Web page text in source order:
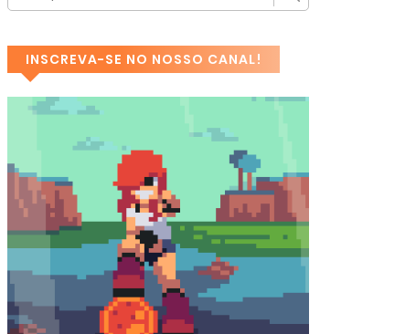
INSCREVA-SE NO NOSSO CANAL!